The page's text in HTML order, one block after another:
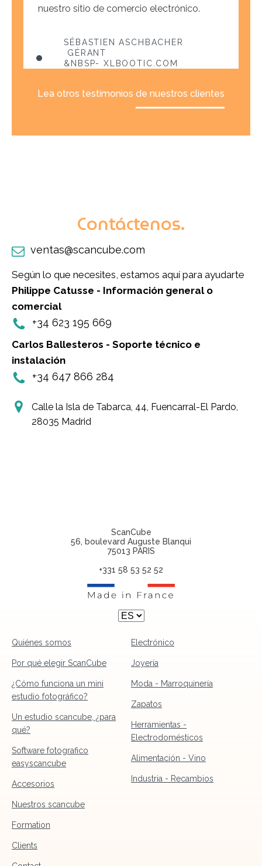
nuestro sitio de comercio electrónico.
SÉBASTIEN ASCHBACHER
GÉRANT
Lea otros testimonios de nuestros clientes
Contáctenos.
ventas@scancube.com
Según lo que necesites, estamos aquí para ayudarte
Philippe Catusse - Información general o
comercial
+34 623 195 669
Carlos Ballesteros - Soporte técnico e
instalación
+34 647 866 284
Calle la Isla de Tabarca, 44, Fuencarral-El Pardo,
28035 Madrid
ScanCube
56, boulevard Auguste Blanqui
75013 PARIS
+331 58 53 52 52
Quiénes somos
Por qué elegir ScanCube
¿Cómo funciona un mini
estudio fotográfico?
Un estudio scancube, ¿para
qué?
Software fotografico
easyscancube
Accesorios
Nuestros scancube
Formation
Clients
Electrónico
Joyería
Moda - Marroquinería
Zapatos
Herramientas -
Electrodomésticos
Alimentación - Vino
Industria - Recambios